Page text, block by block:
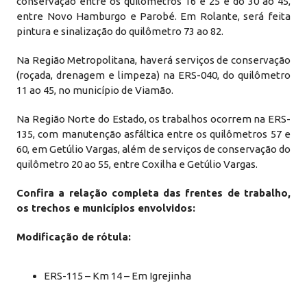
entre Novo Hamburgo e Parobé. Em Rolante, será feita
pintura e sinalização do quilômetro 73 ao 82.
Na Região Metropolitana, haverá serviços de conservação
(roçada, drenagem e limpeza) na ERS-040, do quilômetro
11 ao 45, no município de Viamão.
Na Região Norte do Estado, os trabalhos ocorrem na ERS-
135, com manutenção asfáltica entre os quilômetros 57 e
60, em Getúlio Vargas, além de serviços de conservação do
quilômetro 20 ao 55, entre Coxilha e Getúlio Vargas.
Confira a relação completa das frentes de trabalho,
os trechos e municípios envolvidos:
Modificação de rótula:
ERS-115 – Km 14 – Em Igrejinha